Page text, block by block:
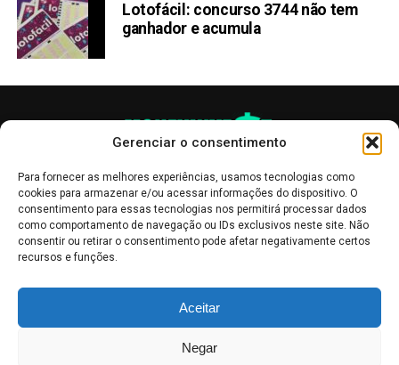
Gerenciar o consentimento
Para fornecer as melhores experiências, usamos tecnologias como
cookies para armazenar e/ou acessar informações do dispositivo. O
consentimento para essas tecnologias nos permitirá processar dados
como comportamento de navegação ou IDs exclusivos neste site. Não
consentir ou retirar o consentimento pode afetar negativamente certos
recursos e funções.
Aceitar
Negar
Conclusão
Omercado de Memecoins
volatilidade, e essas quatro moedas não são exceção.
significativas em relação aos seus picos anteriores, é
importante considerar seu crescimento geral desde o
lançamento. Dogecoin, Shiba Inu, FLOKI e Bonk
demonstraram todos o potencial para retornos
substanciais ao longo do tempo.
Investir em Memecoins pode ser uma empreitada
considerar sua tolerância ao risco antes de tomar
quaisquer decisões de investimento. Embora os preços
potencial de longo prazo dessas moedas e verificar se
Lotofácil: concurso 3744 não tem
ganhador e acumula
informativo, servindo como boletins de divulgação, e não devem ser
interpretadas como recomendações de investimento.Leia mais
Bolsa de Valores